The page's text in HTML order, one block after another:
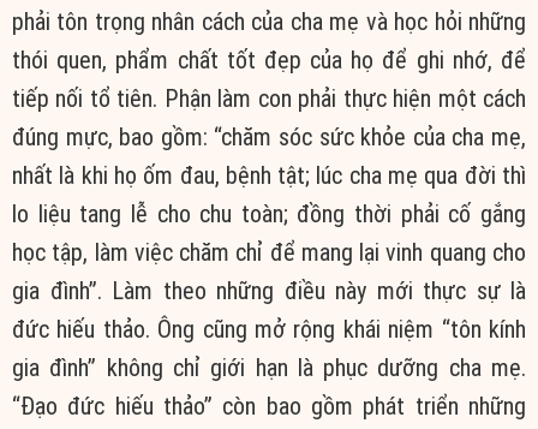
phải tôn trọng nhân cách của cha mẹ và học hỏi những
thói quen, phẩm chất tốt đẹp của họ để ghi nhớ, để
tiếp nối tổ tiên. Phận làm con phải thực hiện một cách
đúng mực, bao gồm: “chăm sóc sức khỏe của cha mẹ,
nhất là khi họ ốm đau, bệnh tật; lúc cha mẹ qua đời thì
lo liệu tang lễ cho chu toàn; đồng thời phải cố gắng
học tập, làm việc chăm chỉ để mang lại vinh quang cho
gia đình”. Làm theo những điều này mới thực sự là
đức hiếu thảo. Ông cũng mở rộng khái niệm “tôn kính
gia đình” không chỉ giới hạn là phục dưỡng cha mẹ.
“Đạo đức hiếu thảo” còn bao gồm phát triển những